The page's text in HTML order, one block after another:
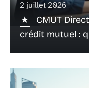
2 juillet 2026
CMUT
crédit mutuel :